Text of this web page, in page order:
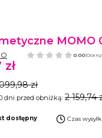
MOMO
0.00
zł
zł
dni przed obniżką: 2 159,74
dostępny Czas